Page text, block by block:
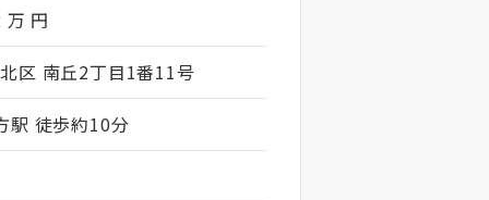
円
区 南丘2丁目1番11号
駅 徒歩約10分